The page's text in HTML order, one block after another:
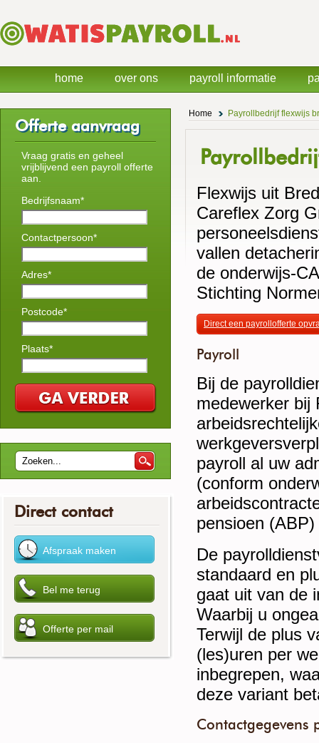
Home Payrollbedrijf flexwijs
Flexwijs uit
Careflex Zorg
vallen
de onderwijs-
Stichting
Direct een payrollofferte
Payroll
Bij de
medewerker bij
payroll al uw
(conform
pensioen
De
standaard en
gaat uit van de
Waarbij u
Terwijl de plus
(les)uren per
inbegrepen,
deze variant
Contactgegevens
Offerte aanvraag
Vraag gratis en geheel
vrijblijvend een payroll offerte
aan.
Bedrijfsnaam*
Contactpersoon*
Adres*
Postcode*
Plaats*
Direct contact
home over ons payroll informatie